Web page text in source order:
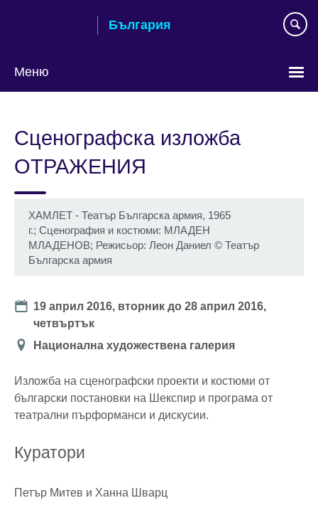
България
Меню
Сценографска изложба
ОТРАЖЕНИЯ
ХАМЛЕТ - Театър Българска армия, 1965
г.; Сценография и костюми: МЛАДЕН
МЛАДЕНОВ; Режисьор: Леон Даниел © Театър
Българска армия
Date
19 април 2016, вторник до28 април 2016,
четвъртък
Location
Национална художествена галерия
Изложба на сценографски проекти и костюми от
български постановки на Шекспир и програма от
театрални пърформанси и дискусии.
Куратори
Петър Митев и Ханна Шварц